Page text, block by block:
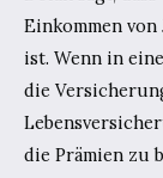
Einkommen
ist. Wenn in
die
die Prämien zu